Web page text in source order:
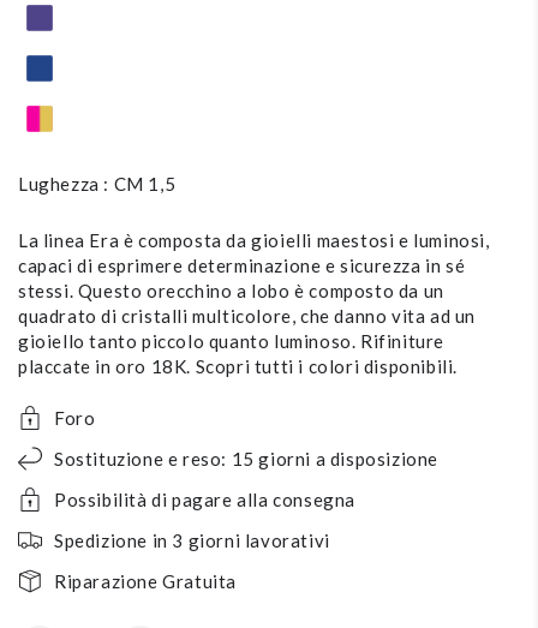
Lughezza : CM 1,5
La linea Era è composta da gioielli maestosi e luminosi,
capaci di esprimere determinazione e sicurezza in sé
stessi. Questo orecchino a lobo è composto da un
quadrato di cristalli multicolore, che danno vita ad un
gioiello tanto piccolo quanto luminoso. Rifiniture
placcate in oro 18K. Scopri tutti i colori disponibili.
Foro
Sostituzione e reso: 15 giorni a disposizione
Possibilità di pagare alla consegna
Spedizione in 3 giorni lavorativi
Riparazione Gratuita